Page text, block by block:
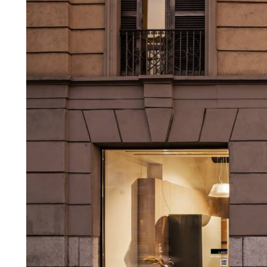
Nouveaux Produits MDW26
Promotions
Architectes
LAGO Homes
News
Press
Catalogues
Language